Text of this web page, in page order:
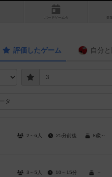
ボ ドゲ ーム
評価したゲーム 自分と
2～6人 25分前後 8歳～
3～5人 10～15分 －